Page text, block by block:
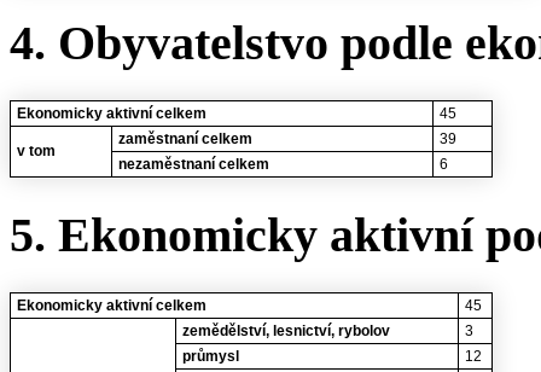
4. Obyvatelstvo podle
Ekonomicky aktivní celkem 45
v tom
zaměstnaní celkem
39
nezaměstnaní celkem
6
5. Ekonomicky aktivní
Ekonomicky aktivní celkem
45
zemědělství, lesnictví, rybolov
3
průmysl
12